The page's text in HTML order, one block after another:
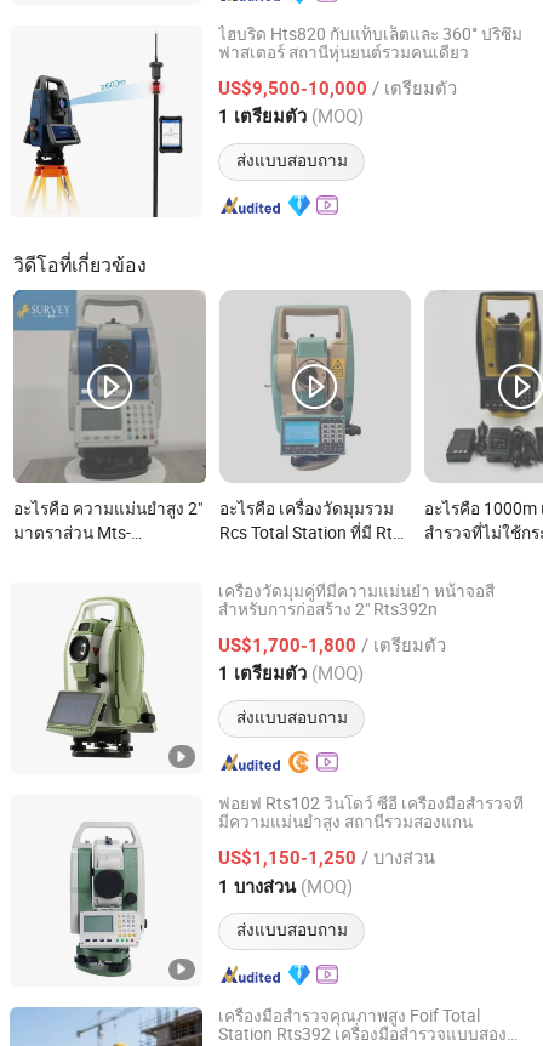
ไฮบริด Hts820 กับแท็บเล็ตและ 360° ปริซึม
ฟาสเตอร์ สถานีหุ่นยนต์รวมคนเดียว
US$9,500-10,000 / เตรียมตัว
1 เตรียมตัว (MOQ)
ส่งแบบสอบถาม
Jiangsu Bangjie Trading Co., Ltd.
Jiangsu, China อัตราจาก 2023
วิดีโอที่เกี่ยวข้อง
อะไรคือ ความแม่นยำสูง 2"
มาตราส่วน Mts-
อะไรคือ เครื่องวัดมุมรวม
Rcs Total Station ที่มี Rts-
การวัดมุม 2"
อะไรคือ 1000m
สำรวจที่ไม่ใช้ก
เครื่องวัดมุมคู่ที่มีความแม่นยำ หน้าจอสี
สำหรับการก่อสร้าง 2" Rts392n
US$1,700-1,800 / เตรียมตัว
1 เตรียมตัว (MOQ)
ส่งแบบสอบถาม
Tianjin Unique Technology Co., Ltd.
Tianjin, China อัตราจาก 2020
ฟอยฟ Rts102 วินโดว์ ซีอี เครื่องมือสำรวจที่
มีความแม่นยำสูง สถานีรวมสองแกน
US$1,150-1,250 / บางส่วน
1 บางส่วน (MOQ)
ส่งแบบสอบถาม
SHANGRAO HAODI IMP&EXP TRADING CO., LTD.
Jiangxi, China อัตราจาก 2018
เครื่องมือสำรวจคุณภาพสูง Foif Total
Station Rts392 เครื่องมือสำรวจแบบสอง